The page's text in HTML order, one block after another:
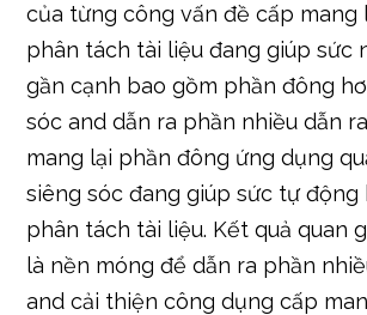
của từng công vấn đề cấp
phân tách tài liệu đang giúp sức
gần cạnh bao gồm phần đông
sóc and dẫn ra phần nhiều dẫn
mang lại phần đông ứng dụng
siêng sóc đang giúp sức tự
phân tách tài liệu. Kết quả quan
là nền móng để dẫn ra phần
and cải thiện công dụng cấp